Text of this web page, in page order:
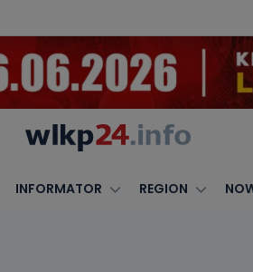
INFORMATOR REGION